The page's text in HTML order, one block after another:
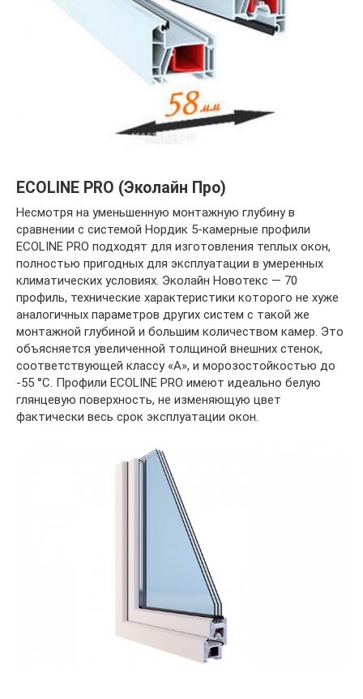
ECOLINE PRO (Эколайн Про)
Несмотря на уменьшенную монтажную глубину в
сравнении с системой Нордик 5-камерные профили
ECOLINE PRO подходят для изготовления теплых окон,
полностью пригодных для эксплуатации в умеренных
климатических условиях. Эколайн Новотекс — 70
профиль, технические характеристики которого не хуже
аналогичных параметров других систем с такой же
монтажной глубиной и большим количеством камер. Это
объясняется увеличенной толщиной внешних стенок,
соответствующей классу «А», и морозостойкостью до
-55 °C. Профили ECOLINE PRO имеют идеально белую
глянцевую поверхность, не изменяющую цвет
фактически весь срок эксплуатации окон.